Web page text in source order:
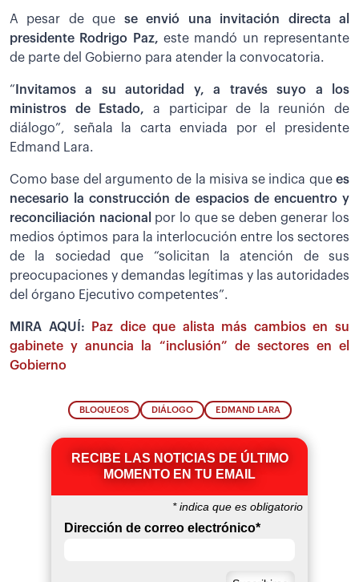
A pesar de que se envió una invitación directa al
presidente Rodrigo Paz, este mandó un representante
de parte del Gobierno para atender la convocatoria.
“ Invitamos a su autoridad y, a través suyo a los
ministros de Estado, a participar de la reunión de
diálogo”, señala la carta enviada por el presidente
Edmand Lara.
Como base del argumento de la misiva se indica que es
necesario la construcción de espacios de encuentro y
reconciliación nacional por lo que se deben generar los
medios óptimos para la interlocución entre los sectores
de la sociedad que “solicitan la atención de sus
preocupaciones y demandas legítimas y las autoridades
del órgano Ejecutivo competentes”.
MIRA AQUÍ:
Paz dice que alista más cambios en su
gabinete y anuncia la “inclusión” de sectores en el
Gobierno
BLOQUEOS DIÁLOGO EDMAND LARA
RECIBE LAS NOTICIAS DE ÚLTIMO
MOMENTO EN TU EMAIL
*indica que es obligatorio
Dirección de correo electrónico*